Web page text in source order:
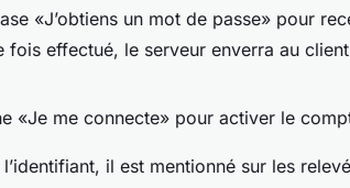
«J’obtiens un mot de passe» pour
fois effectué, le serveur enverra au
«Je me connecte» pour activer le
il est mentionné sur les